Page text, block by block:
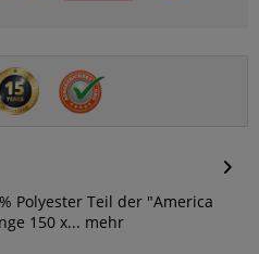
Polyester Teil der "America
150 x... mehr